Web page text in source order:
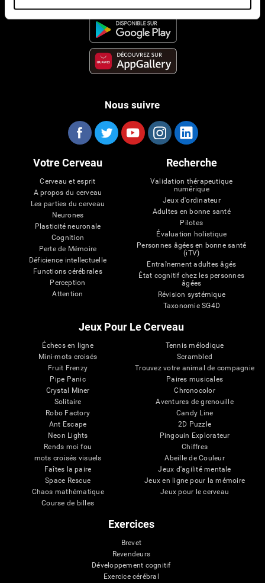
Nous suivre
Votre Cerveau
Cerveau et esprit
A propos du cerveau
Les parties du cerveau
Neurones
Plasticité neuronale
Cognition
Perte de Mémoire
Déficience intellectuelle
Functions cérébrales
Perception
Attention
Recherche
Validation thérapeutique
numérique
Jeux d'ordinateur
Adultes en bonne santé
Pilotes
Évaluation holistique
Personnes âgées en bonne santé
(iTV)
Entraînement adultes âgés
État cognitif chez les personnes
âgées
Révision systémique
Taxonomie SG4D
Jeux Pour Le Cerveau
Échecs en ligne
Mini-mots croisés
Fruit Frenzy
Pipe Panic
Crystal Miner
Solitaire
Robo Factory
Ant Escape
Neon Lights
Rends moi fou
mots croisés visuels
Faîtes la paire
Space Rescue
Chaos mathématique
Course de billes
Tennis mélodique
Scrambled
Trouvez votre animal de compagnie
Paires musicales
Chronocolor
Aventures de grenouille
Candy Line
2D Puzzle
Pingouin Explorateur
Chiffres
Abeille de Couleur
Jeux d'agilité mentale
Jeux en ligne pour la mémoire
Jeux pour le cerveau
Exercices
Brevet
Revendeurs
Développement cognitif
Exercice cérébral